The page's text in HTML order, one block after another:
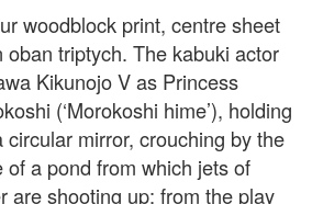
woodblock print, centre sheet
oban triptych. The kabuki actor
Kikunojo V as Princess
(‘Morokoshi hime’), holding
circular mirror, crouching by the
of a pond from which jets of
are shooting up; from the play